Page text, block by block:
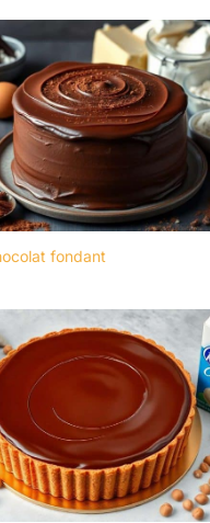
présentoir à
multifonctionnel
fabriqué en bois,
BPA, sain et
vous pouvez donc
l'utiliser sans
Le présentoir à
est transparent et
élégant, léger et
transporter, et sûr
utiliser. Il est idéal
comme cadeau de
fiançailles ou
cadeau
✔[Facile à
présentoir à
fabriqué dans un
matériau de haute
et n'absorbe ni les
odeurs ni les
fondant